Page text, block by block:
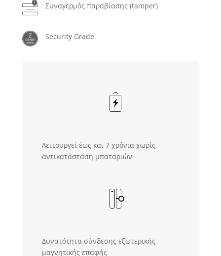
Συναγερμός παραβίασης (tamper)
Security Grade
Λειτουργεί έως και 7 χρόνια χωρίς
αντικατάσταση μπαταριών
Δυνατότητα σύνδεσης εξωτερικής
μαγνητικής επαφής